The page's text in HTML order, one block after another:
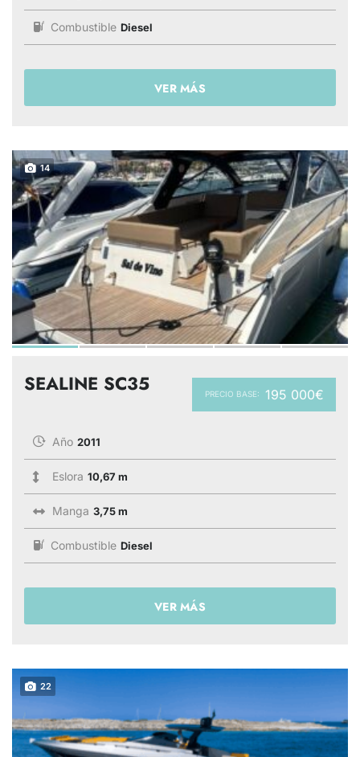
Combustible Diesel
VER MÁS
14
PRECIO BASE: 195 000€
SEALINE SC35
Año 2011
Eslora 10,67 m
Manga 3,75 m
Combustible Diesel
VER MÁS
22